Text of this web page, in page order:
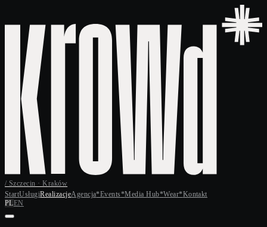
/ Szczecin · Kraków
StartUsługiRealizacjeAgencja*Events*Media Hub*Wear*Kontakt
PLEN